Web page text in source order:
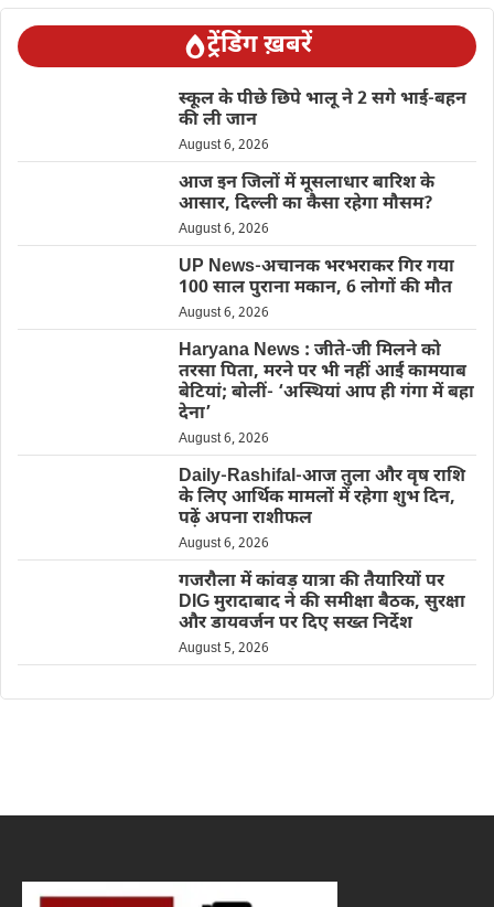
ट्रेंडिंग ख़बरें
स्कूल के पीछे छिपे भालू ने 2 सगे भाई-बहन
की ली जान
August 6, 2026
आज इन जिलों में मूसलाधार बारिश के
आसार, दिल्ली का कैसा रहेगा मौसम?
August 6, 2026
UP News-अचानक भरभराकर गिर गया
100 साल पुराना मकान, 6 लोगों की मौत
August 6, 2026
Haryana News : जीते-जी मिलने को
तरसा पिता, मरने पर भी नहीं आईं कामयाब
बेटियां; बोलीं- ‘अस्थियां आप ही गंगा में बहा
देना’
August 6, 2026
Daily-Rashifal-आज तुला और वृष राशि
के लिए आर्थिक मामलों में रहेगा शुभ दिन,
पढ़ें अपना राशीफल
August 6, 2026
गजरौला में कांवड़ यात्रा की तैयारियों पर
DIG मुरादाबाद ने की समीक्षा बैठक, सुरक्षा
और डायवर्जन पर दिए सख्त निर्देश
August 5, 2026